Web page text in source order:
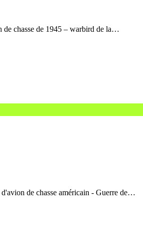
chasse de 1945 – warbird de la…
de chasse américain - Guerre de…